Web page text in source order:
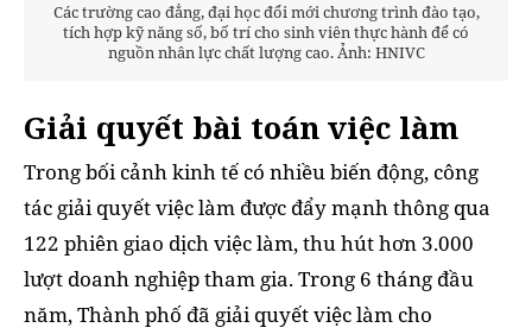
Các trường cao đẳng, đại học đổi mới chương trình đào tạo,
tích hợp kỹ năng số, bố trí cho sinh viên thực hành để có
nguồn nhân lực chất lượng cao. Ảnh: HNIVC
Giải quyết bài toán việc làm
Trong bối cảnh kinh tế có nhiều biến động, công
tác giải quyết việc làm được đẩy mạnh thông qua
122 phiên giao dịch việc làm, thu hút hơn 3.000
lượt doanh nghiệp tham gia. Trong 6 tháng đầu
năm, Thành phố đã giải quyết việc làm cho